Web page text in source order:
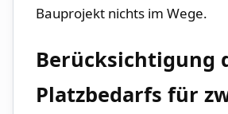
Bauprojekt nichts im‌ Wege.
Berücksichtigung
Platzbedarfs für‍